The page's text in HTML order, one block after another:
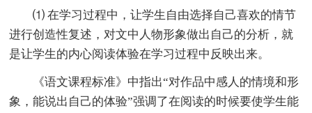
⑴ 在学习过程中，让学生自由选择自己喜欢的情节
进行创造性复述，对文中人物形象做出自己的分析，就
是让学生的内心阅读体验在学习过程中反映出来。
《语文课程标准》中指出“对作品中感人的情境和形
象，能说出自己的体验”强调了在阅读的时候要使学生能